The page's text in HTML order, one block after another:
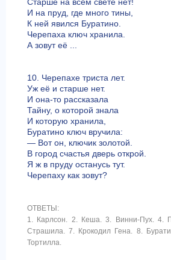
И на пруд, где много тины,
К ней явился Буратино.
Черепаха ключ хранила.
А зовут её ...
10. Черепахе триста лет.
Уж её и старше нет.
И она-то рассказала
Тайну, о которой знала
И которую хранила,
Буратино ключ вручила:
— Вот он, ключик золотой.
В город счастья дверь открой.
Я ж в пруду останусь тут.
Черепаху как зовут?
ОТВЕТЫ:
1. Карлсон. 2. Кеша. 3. Винни-Пух. 4.
Страшила. 7. Крокодил Гена. 8.
Тортилла.